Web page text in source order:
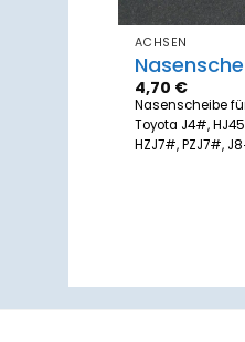
ACHSEN
4,70 €
Nasenscheibe
Toyota J4#,
HZJ7#, PZJ7#,